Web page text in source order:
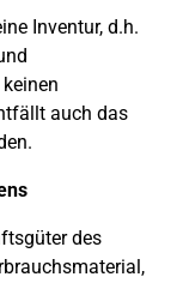
Inventur, d.h.
auch das
des